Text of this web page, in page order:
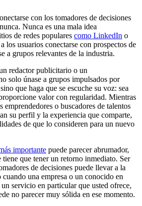
con los tomadores de decisiones
Nunca es una mala idea
de redes populares como LinkedIn o
los usuarios conectarse con prospectos de
a grupos relevantes de la industria.
redactor publicitario o un
solo únase a grupos impulsados por
que haga que se escuche su voz: sea
valor con regularidad. Mientras
emprendedores o buscadores de talentos
su perfil y la experiencia que comparte,
de que lo consideren para un nuevo
importante puede parecer abrumador,
que tener un retorno inmediato. Ser
de decisiones puede llevar a la
una empresa o un conocido en
servicio en particular que usted ofrece,
no parecer muy sólida en ese momento.